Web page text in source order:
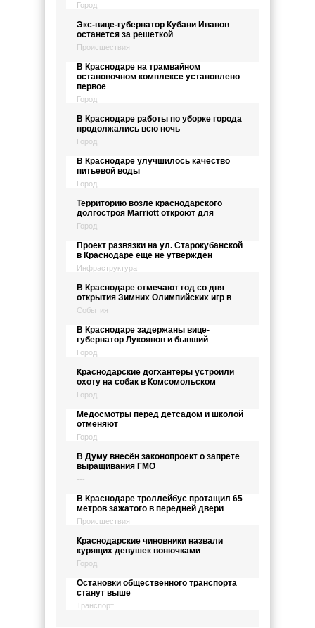
Город
Экс-вице-губернатор Кубани Иванов
останется за решеткой
Происшествия
В Краснодаре на трамвайном
остановочном комплексе установлено
первое
Город
В Краснодаре работы по уборке города
продолжались всю ночь
Город
В Краснодаре улучшилось качество
питьевой воды
Город
Территорию возле краснодарского
долгостроя Marriott откроют для
Город
Проект развязки на ул. Старокубанской
в Краснодаре еще не утвержден
Инфраструктура
В Краснодаре отмечают год со дня
открытия Зимних Олимпийских игр в
События
В Краснодаре задержаны вице-
губернатор Лукоянов и бывший
Город
Краснодарские догхантеры устроили
охоту на собак в Комсомольском
Город
Медосмотры перед детсадом и школой
отменяют
Город
В Думу внесён законопроект о запрете
выращивания ГМО
---
В Краснодаре троллейбус протащил 65
метров зажатого в передней двери
Происшествия
Краснодарские чиновники назвали
курящих девушек вонючками
Город
Остановки общественного транспорта
станут выше
Транспорт